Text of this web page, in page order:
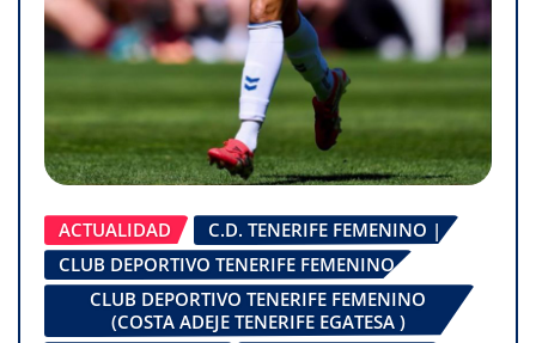
ACTUALIDAD
C.D. TENERIFE FEMENINO |
CLUB DEPORTIVO TENERIFE FEMENINO
CLUB DEPORTIVO TENERIFE FEMENINO
(COSTA ADEJE TENERIFE EGATESA )